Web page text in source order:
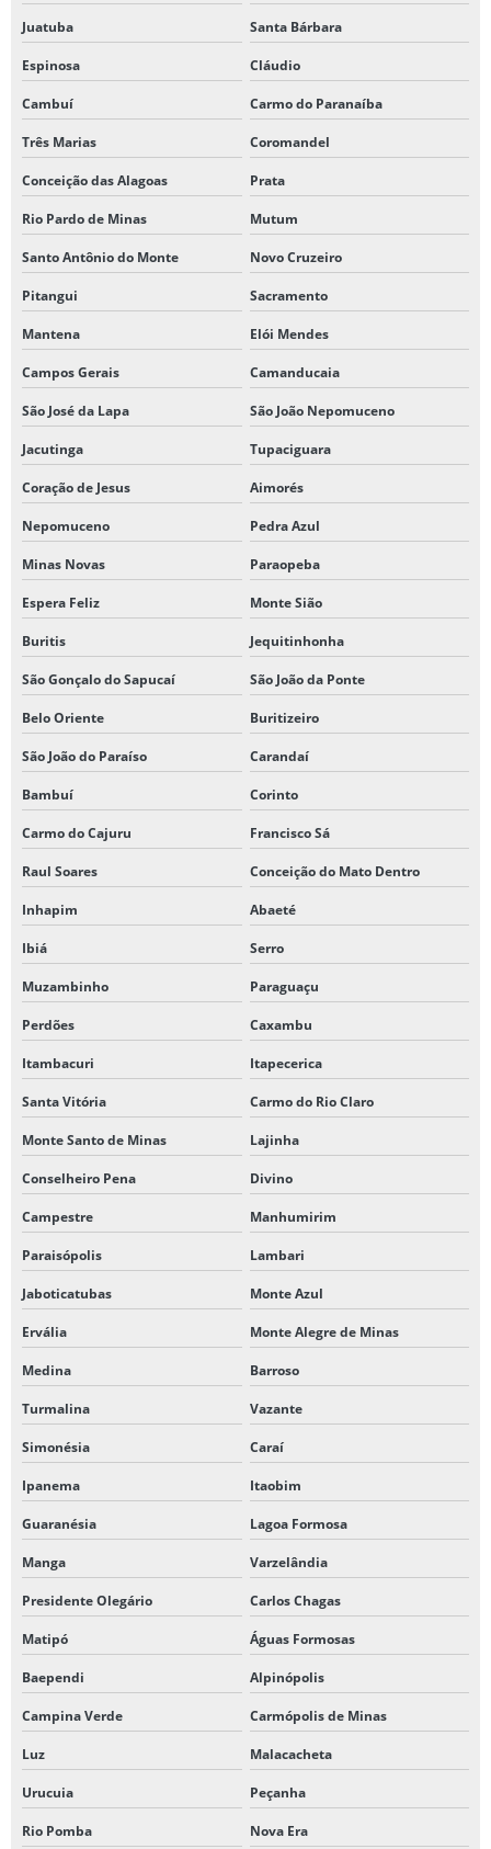
Juatuba Santa Bárbara
Espinosa Cláudio
Cambuí Carmo do Paranaíba
Três Marias Coromandel
Conceição das Alagoas Prata
Rio Pardo de Minas Mutum
Santo Antônio do Monte Novo Cruzeiro
Pitangui Sacramento
Mantena Elói Mendes
Campos Gerais Camanducaia
São José da Lapa São João Nepomuceno
Jacutinga Tupaciguara
Coração de Jesus Aimorés
Nepomuceno Pedra Azul
Minas Novas Paraopeba
Espera Feliz Monte Sião
Buritis Jequitinhonha
São Gonçalo do Sapucaí São João da Ponte
Belo Oriente Buritizeiro
São João do Paraíso Carandaí
Bambuí Corinto
Carmo do Cajuru Francisco Sá
Raul Soares Conceição do Mato Dentro
Inhapim Abaeté
Ibiá Serro
Muzambinho Paraguaçu
Perdões Caxambu
Itambacuri Itapecerica
Santa Vitória Carmo do Rio Claro
Monte Santo de Minas Lajinha
Conselheiro Pena Divino
Campestre Manhumirim
Paraisópolis Lambari
Jaboticatubas Monte Azul
Ervália Monte Alegre de Minas
Medina Barroso
Turmalina Vazante
Simonésia Caraí
Ipanema Itaobim
Guaranésia Lagoa Formosa
Manga Varzelândia
Presidente Olegário Carlos Chagas
Matipó Águas Formosas
Baependi Alpinópolis
Campina Verde Carmópolis de Minas
Luz Malacacheta
Urucuia Peçanha
Rio Pomba Nova Era